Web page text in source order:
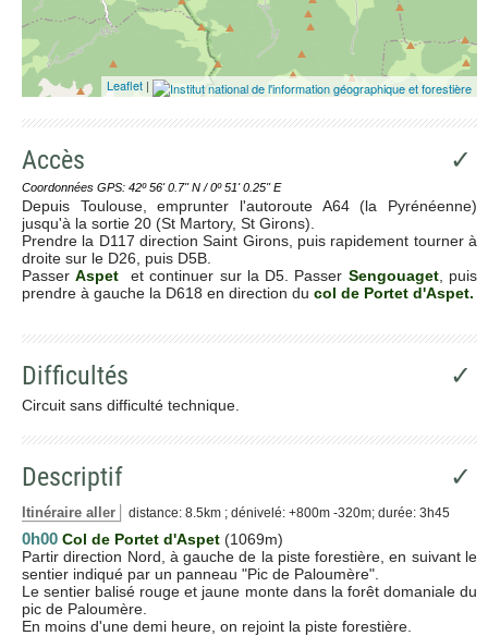
Leaflet |
Accès ✓
Coordonnées GPS: 42º 56' 0.7'' N / 0º 51' 0.25'' E
Depuis Toulouse, emprunter l'autoroute A64 (la Pyrénéenne)
jusqu'à la sortie 20 (St Martory, St Girons).
Prendre la D117 direction Saint Girons, puis rapidement tourner à
droite sur le D26, puis D5B.
PasserAspet et continuer sur la D5. Passer Sengouaget, puis
prendre à gauche la D618 en direction du col de Portet d'Aspet.
Difficultés ✓
Circuit sans difficulté technique.
Descriptif ✓
Itinéraire aller distance: 8.5km ; dénivelé: +800m -320m; durée: 3h45
0h00 Col de Portet d'Aspet (1069m)
Partir direction Nord, à gauche de la piste forestière, en suivant le
sentier indiqué par un panneau "Pic de Paloumère".
Le sentier balisé rouge et jaune monte dans la forêt domaniale du
pic de Paloumère.
En moins d'une demi heure, on rejoint la piste forestière.